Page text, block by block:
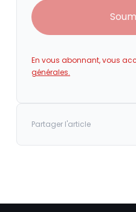
En vous abonnant, vous
générales.
Partager l'article